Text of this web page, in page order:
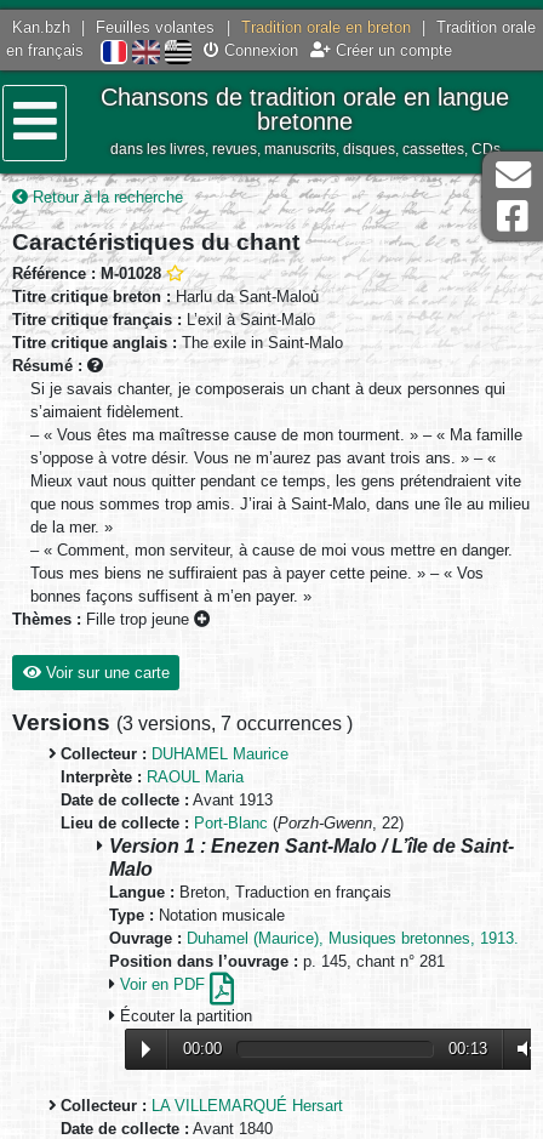
Kan.bzh Feuilles volantes Tradition orale en breton
Tradition orale
en français
Connexion Créer un compte
Menu
Chansons de tradition orale en langue
bretonne
dans les livres, revues, manuscrits, disques, cassettes, CDs
Retour à la recherche
Caractéristiques du chant
Référence : M-01028
Titre critique breton : Harlu da Sant-Maloù
Titre critique français : L’exil à Saint-Malo
Titre critique anglais : The exile in Saint-Malo
Résumé :
Si je savais chanter, je composerais un chant à deux personnes qui
s’aimaient fidèlement.
– « Vous êtes ma maîtresse cause de mon tourment. » – « Ma famille
s’oppose à votre désir. Vous ne m’aurez pas avant trois ans. » – «
Mieux vaut nous quitter pendant ce temps, les gens prétendraient vite
que nous sommes trop amis. J’irai à Saint-Malo, dans une île au milieu
de la mer. »
– « Comment, mon serviteur, à cause de moi vous mettre en danger.
Tous mes biens ne suffiraient pas à payer cette peine. » – « Vos
bonnes façons suffisent à m’en payer. »
Thèmes : Fille trop jeune
Voir sur une carte
Versions (3 versions, 7 occurrences )
Collecteur : DUHAMEL Maurice
Interprète : RAOUL Maria
Date de collecte : Avant 1913
Lieu de collecte : Port-Blanc (Porzh-Gwenn, 22)
Version 1 : Enezen Sant-Malo / L’île de Saint-
Malo
Langue : Breton, Traduction en français
Type : Notation musicale
Ouvrage : Duhamel (Maurice), Musiques bretonnes, 1913.
Position dans l’ouvrage : p. 145, chant n° 281
Voir en PDF
Écouter la partition
00:00
00:13
Collecteur :
LA VILLEMARQUÉ Hersart
Date de collecte : Avant 1840